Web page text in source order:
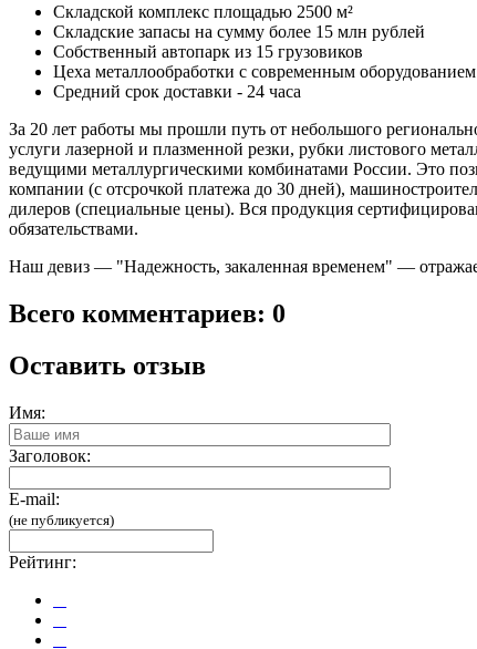
Складской комплекс площадью 2500 м²
Складские запасы на сумму более 15 млн рублей
Собственный автопарк из 15 грузовиков
Цеха металлообработки с современным оборудованием
Средний срок доставки - 24 часа
За 20 лет работы мы прошли путь от небольшого
услуги лазерной и плазменной резки, рубки листового
ведущими металлургическими комбинатами России. Это
компании (с отсрочкой платежа до 30 дней),
дилеров (специальные цены). Вся продукция
обязательствами.
Наш девиз — "Надежность, закаленная временем" —
Всего комментариев: 0
Оставить отзыв
Имя:
Заголовок:
E-mail:
(не публикуется)
Рейтинг: